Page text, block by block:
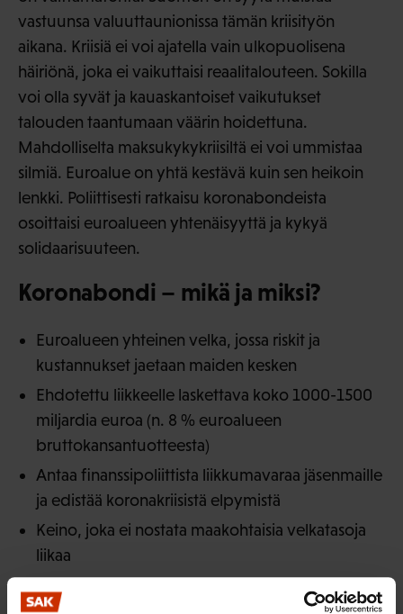
vastuunsa valuuttaunionissa tämän kriisityön
aikana. Kriisiä ei voi ajatella vain ulkopuolisena
häiriönä, joka ei vaikuttaisi reaalitalouteen. Sokilla
voi olla syvät ja kauaskantoiset vaikutukset
talouden taantumaan väärin hoidettuna.
Mahdolliselta maksukykykriisiltä ei voi ummistaa
silmiä. Euroalue on yhtä kestävä kuin sen heikoin
lenkki. Poliittisesti ratkaisu koronabondeista
osoittaisi euroalueen yhtenäisyyttä ja kykyä
solidaarisuuteen.
Koronabondi – mikä ja miksi?
Euroalueen yhteinen velka, jossa riskit ja
kustannukset jaetaan maiden kesken
Ehdotettu liikkeelle laskettava koko 1000-1500
miljardia euroa (n. 8 % euroalueen
bruttokansantuotteesta)
Antaa finanssipoliittista liikkumavaraa jäsenmaille
ja edistää koronakriisistä elpymistä
Keino, joka ei nostata maakohtaisia velkatasoja
liikaa
Kriittinen erityisesti tilanteessa, jossa euroaluetta
uhkaa velkakriisi